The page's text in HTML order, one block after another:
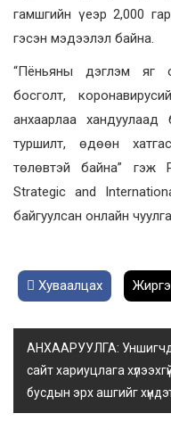
гамшгийн үеэр 2,000
гэсэн мэдээлэл байна.
“Пёньяны дэглэм яг
босголт,
анхаарлаа
туршилт, өдөөн
төлөвтэй байна”
Strategic and
байгуулсан онлайн
Хуваалцах
АНХААРУУЛГА:
сайт хариуцлага
бусдын эрх ашгийг